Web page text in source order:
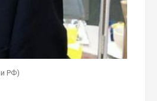
РФ)